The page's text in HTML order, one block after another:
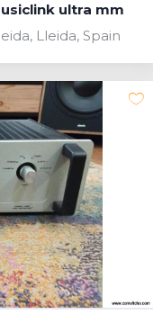
ultra mm
Lleida, Spain